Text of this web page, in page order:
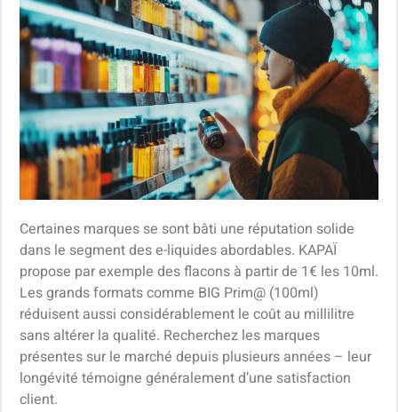
Certaines marques se sont bâti une réputation solide
dans le segment des e-liquides abordables. KAPAÏ
propose par exemple des flacons à partir de 1€ les 10ml.
Les grands formats comme BIG Prim@ (100ml)
réduisent aussi considérablement le coût au millilitre
sans altérer la qualité. Recherchez les marques
présentes sur le marché depuis plusieurs années – leur
longévité témoigne généralement d’une satisfaction
client.